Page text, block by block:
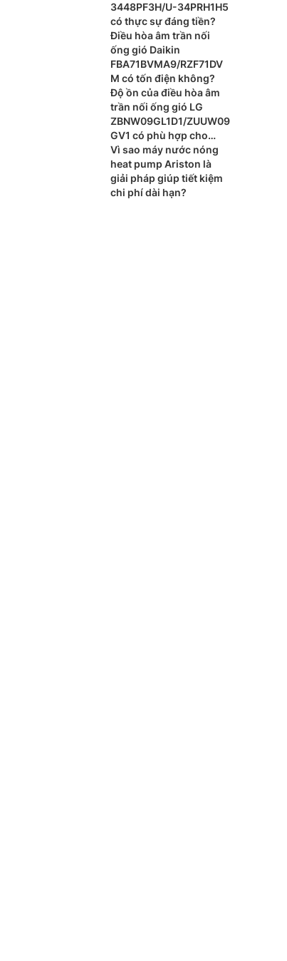
3448PF3H/U-34PRH1H5
có thực sự đáng tiền?
Điều hòa âm trần nối
ống gió Daikin
FBA71BVMA9/RZF71DV
M có tốn điện không?
Độ ồn của điều hòa âm
trần nối ống gió LG
ZBNW09GL1D1/ZUUW09
GV1 có phù hợp cho
phòng ngủ?
Vì sao máy nước nóng
heat pump Ariston là
giải pháp giúp tiết kiệm
chi phí dài hạn?